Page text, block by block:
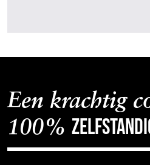
Een krachtig
100%